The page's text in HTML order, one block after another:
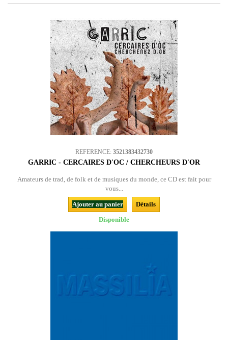
REFERENCE: 3521383432730
GARRIC - CERCAIRES D'OC / CHERCHEURS D'OR
Amateurs de trad, de folk et de musiques du monde, ce CD est fait pour
vous...
Ajouter au panier
Détails
Disponible